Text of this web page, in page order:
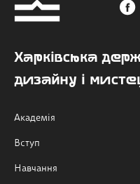
Харківська
дизайну і
Академія
Вступ
Навчання